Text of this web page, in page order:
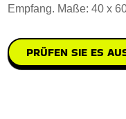
Empfang. Maße: 40 x
PRÜFEN SIE ES